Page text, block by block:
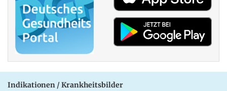
Indikationen / Krankheitsbilder